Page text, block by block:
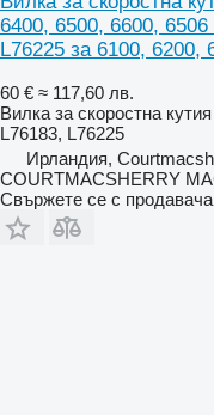
6400, 6500, 6600,
L76225 за 6100, 6200,
60 € ≈ 117,60 лв.
Вилка за скоростна кутия
L76183, L76225
Ирландия,
COURTMACSHERRY
Свържете се с продавача